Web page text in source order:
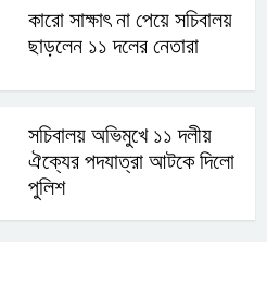
কারো সাক্ষাৎ না পেয়ে সচিবালয়
ছাড়লেন ১১ দলের নেতারা
সচিবালয় অভিমুখে ১১ দলীয়
ঐক্যের পদযাত্রা আটকে দিলো
পুলিশ